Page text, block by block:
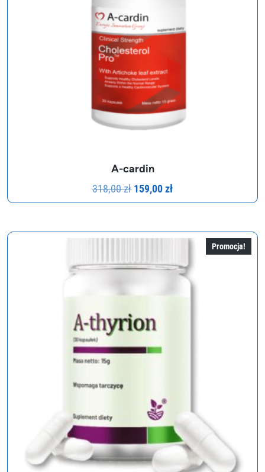
A-cardin
318,00zł Pierwotna
cena
318,00 zł.
159,00złAktualna
cena
159,00 zł.
Promocja!